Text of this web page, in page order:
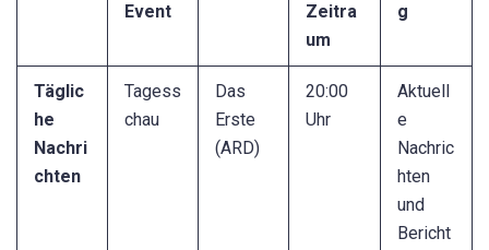
Event
Zeitra
um
g
Täglic
he
Nachri
chten
Tagess
chau
Das
Erste
(ARD)
20:00
Uhr
Aktuell
e
Nachric
hten
und
Bericht